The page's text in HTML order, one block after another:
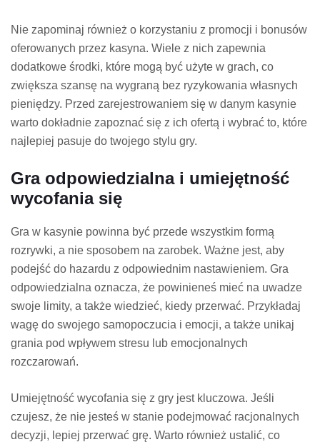
Nie zapominaj również o korzystaniu z promocji i bonusów
oferowanych przez kasyna. Wiele z nich zapewnia
dodatkowe środki, które mogą być użyte w grach, co
zwiększa szansę na wygraną bez ryzykowania własnych
pieniędzy. Przed zarejestrowaniem się w danym kasynie
warto dokładnie zapoznać się z ich ofertą i wybrać to, które
najlepiej pasuje do twojego stylu gry.
Gra odpowiedzialna i umiejętność
wycofania się
Gra w kasynie powinna być przede wszystkim formą
rozrywki, a nie sposobem na zarobek. Ważne jest, aby
podejść do hazardu z odpowiednim nastawieniem. Gra
odpowiedzialna oznacza, że powinieneś mieć na uwadze
swoje limity, a także wiedzieć, kiedy przerwać. Przykładaj
wagę do swojego samopoczucia i emocji, a także unikaj
grania pod wpływem stresu lub emocjonalnych
rozczarowań.
Umiejętność wycofania się z gry jest kluczowa. Jeśli
czujesz, że nie jesteś w stanie podejmować racjonalnych
decyzji, lepiej przerwać grę. Warto również ustalić, co